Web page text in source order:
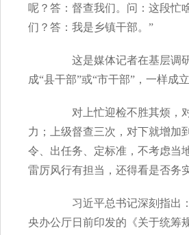
呢？答：督查我们。问：这段
们？答：我是乡镇干部。”
这是媒体记者在基层调研
成“县干部”或“市干部”，一样成立
对上忙迎检不胜其烦，对
力；上级督查三次，对下就增
令、出任务、定标准，不考虑当
雷厉风行有担当，还得看是否务
习近平总书记深刻指出：
央办公厅日前印发的《关于统筹